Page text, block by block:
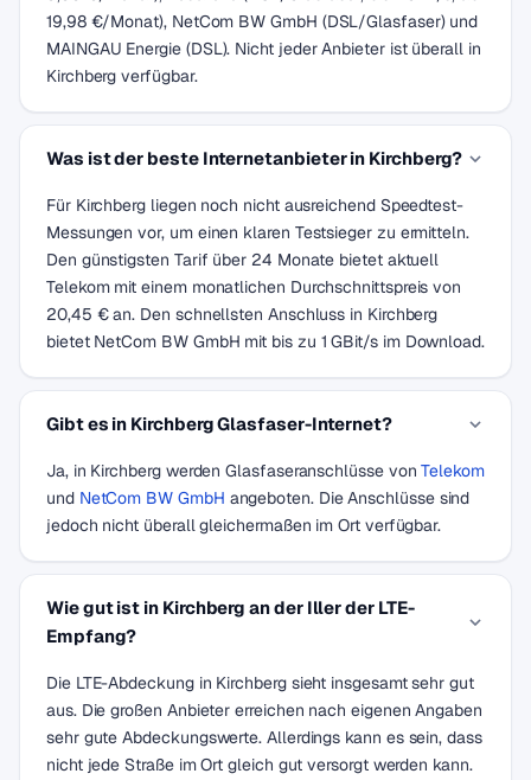
19,98 €/Monat), NetCom BW GmbH (DSL/Glasfaser) und
MAINGAU Energie (DSL). Nicht jeder Anbieter ist überall in
Kirchberg verfügbar.
Was ist der beste Internetanbieter in Kirchberg?
Für Kirchberg liegen noch nicht ausreichend Speedtest-
Messungen vor, um einen klaren Testsieger zu ermitteln.
Den günstigsten Tarif über 24 Monate bietet aktuell
Telekom mit einem monatlichen Durchschnittspreis von
20,45 € an. Den schnellsten Anschluss in Kirchberg
bietet NetCom BW GmbH mit bis zu 1 GBit/s im Download.
Gibt es in Kirchberg Glasfaser-Internet?
Ja, in Kirchberg werden Glasfaseranschlüsse vonTelekom
und NetCom BW GmbH angeboten. Die Anschlüsse sind
jedoch nicht überall gleichermaßen im Ort verfügbar.
Wie gut ist in Kirchberg an der Iller der LTE-
Empfang?
Die LTE-Abdeckung in Kirchberg sieht insgesamt sehr gut
aus. Die großen Anbieter erreichen nach eigenen Angaben
sehr gute Abdeckungswerte. Allerdings kann es sein, dass
nicht jede Straße im Ort gleich gut versorgt werden kann.